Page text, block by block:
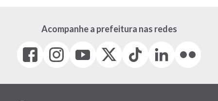
Acompanhe a prefeitura nas redes
Facebook
(link
em
Instagram
(link
em
(link
em
(Antigo
(link
Tiktok
(link
em
LinkedIn
(link
em
(link
em